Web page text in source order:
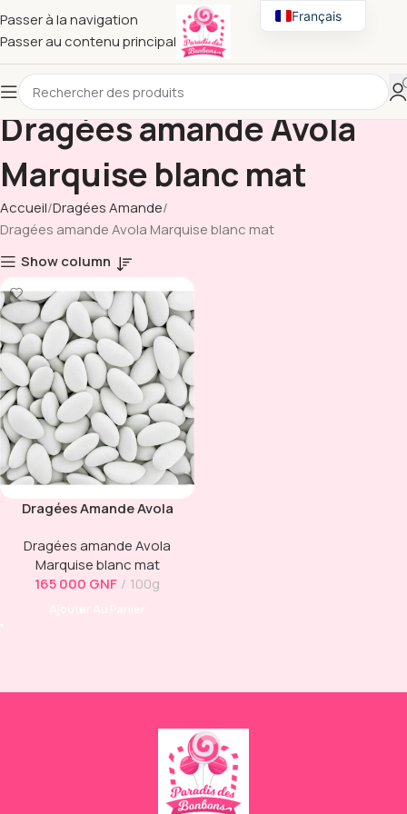
Passer à la navigation
Passer au contenu principal
Dragées amande Avola
Marquise blanc mat
Accueil Dragées Amande
Dragées amande Avola Marquise blanc mat
Show column
Dragées Amande Avola
Dragées amande Avola
Marquise blanc mat
165 000 GNF 100g
Français